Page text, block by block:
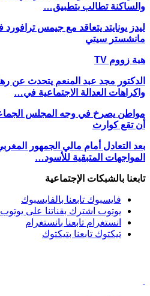
والساكنة تطالب بتطبيق…
ليدز يونايتد يتعاقد مع جيمس
مانشستر سيتي
هبة زووم TV
واكراهات العدالة الاجتماعية في…
مواطن يصرخ في وجه المجلس
أن تقع كوارث
بعد التعادل أمام مالي الجمهور
المواجهات المتبقية للأسود…
تابعنا بالشبكات الإجتماعية
فايسبوك تابعنا بالفايسبوك
يوتوب اشترك بقناتنا على يوتوب
انستغرام تابعنا بانستغرام
تيكتوك تابعنا بتيكتوك